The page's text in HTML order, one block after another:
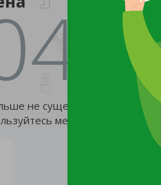
не существует.
меню сайта.